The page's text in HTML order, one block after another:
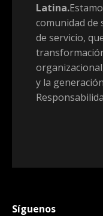
Latina.
comunidad de
de servicio,
y la
Síguenos